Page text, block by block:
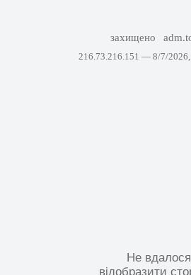
захищено
216.73.216.151 — 8/7/
Не вдалося
відобразити